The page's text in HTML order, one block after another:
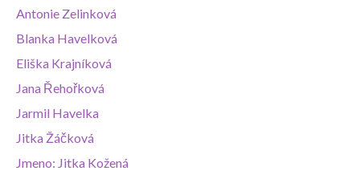
Antonie Zelinková
Blanka Havelková
Eliška Krajníková
Jana Řehořková
Jarmil Havelka
Jitka Žáčková
Jmeno: Jitka Kožená